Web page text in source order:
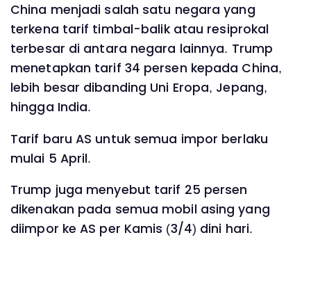
China menjadi salah satu negara yang
terkena tarif timbal-balik atau resiprokal
terbesar di antara negara lainnya. Trump
menetapkan tarif 34 persen kepada China,
lebih besar dibanding Uni Eropa, Jepang,
hingga India.
Tarif baru AS untuk semua impor berlaku
mulai 5 April.
Trump juga menyebut tarif 25 persen
dikenakan pada semua mobil asing yang
diimpor ke AS per Kamis (3/4) dini hari.